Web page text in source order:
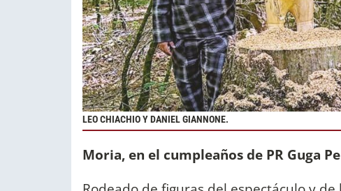
LEO CHIACHIO Y DANIEL GIANNONE.
Moria, en el cumpleaños de PR Guga